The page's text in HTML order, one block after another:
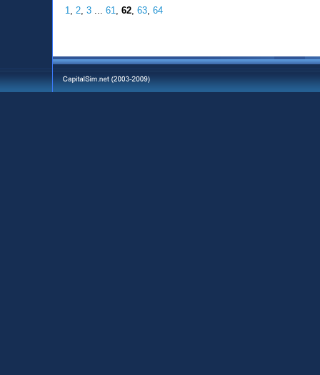
1 2 ,3 ...61 ,62 ,63 ,64